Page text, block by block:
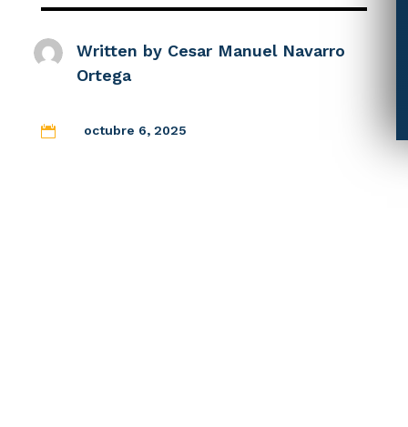
Written by Cesar Manuel Navarro
Ortega
 octubre 6, 2025